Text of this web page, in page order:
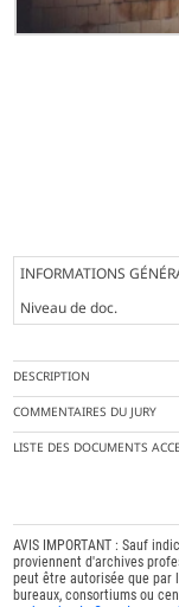
INFORMATIONS
Niveau de doc.
DESCRIPTION
COMMENTAIRES DU JURY
LISTE DES DOCUMENTS
AVIS IMPORTANT : Sauf
proviennent d'archives
peut être autorisée que par
bureaux, consortiums ou